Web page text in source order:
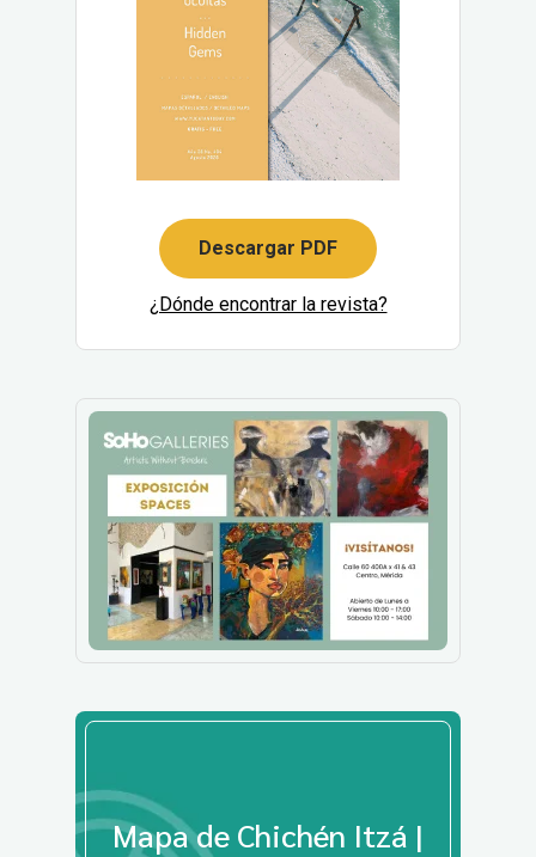
Descargar PDF
¿Dónde encontrar la revista?
Mapa de Chichén Itzá |